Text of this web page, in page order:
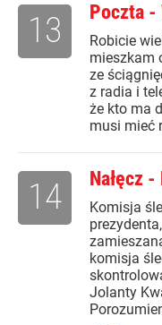
Poczta -
Robicie
mieszkam
ze
z radia i
że kto ma
musi mieć
13
Nałęcz
Komisja
komisja
Jolanty
14